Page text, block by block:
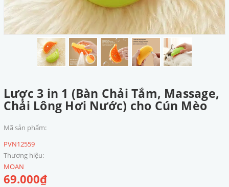
Lược 3 in 1 (Bàn Chải Tắm, Massage,
Chải Lông Hơi Nước) cho Cún Mèo
Mã sản phẩm:
PVN12559
Thương hiệu:
MOAN
69.000₫